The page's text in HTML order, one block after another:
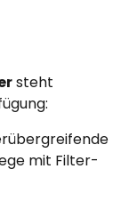
steht
mit Filter-